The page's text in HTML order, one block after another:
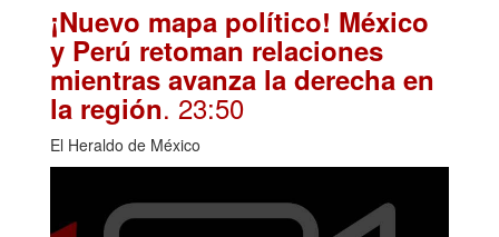
¡Nuevo mapa político! México
y Perú retoman relaciones
mientras avanza la derecha en
la región. 23:50
El Heraldo de México